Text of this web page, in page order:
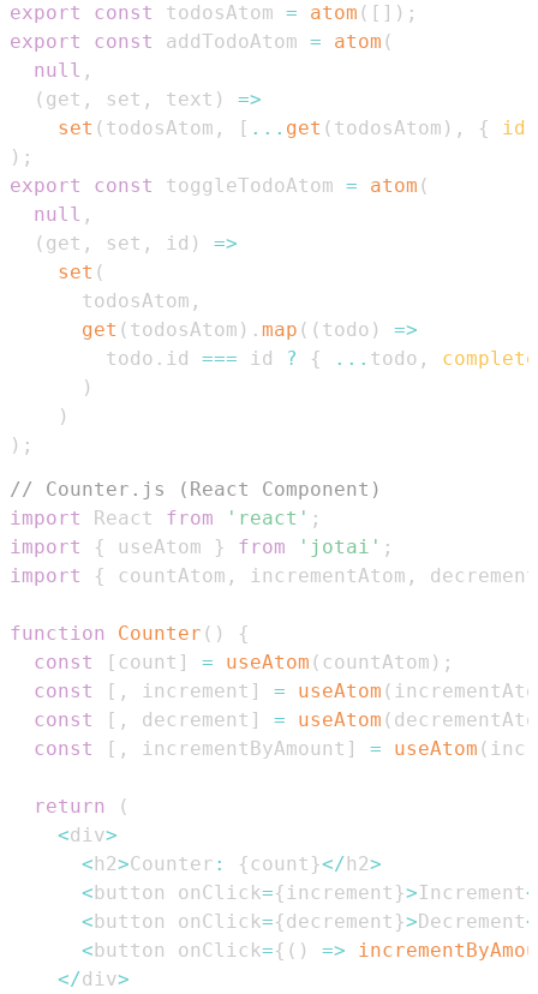
export
const todosAtom = atom ( [ ] ) ;
export
const addTodoAtom = atom (
null ,
( get , set , text )
=>
set ( todosAtom , [ ... get ( todosAtom ) , { id
) ;
export
const toggleTodoAtom = atom (
null ,
( get , set , id )
=>
set (
      todosAtom
,
get ( todosAtom ) . map ( ( todo )
=>
        todo
. id === id ? { ... todo ,
)
)
) ;
// Counter.js (React Component)
import
React from 'react' ;
import
{ useAtom } from 'jotai' ;
import
{ countAtom , incrementAtom ,
function Counter ( )
{
const
[ count ] = useAtom ( countAtom ) ;
const
[ , increment ] = useAtom (
const
[ , decrement ] = useAtom (
const
[ , incrementByAmount ] = useAtom (
return
(
<div>
< h2>Counter : { count }</ h2>
< button onClick={increment }>Increment<
< button onClick={decrement }> Decrement<
< button onClick={ ( ) =>
</div>